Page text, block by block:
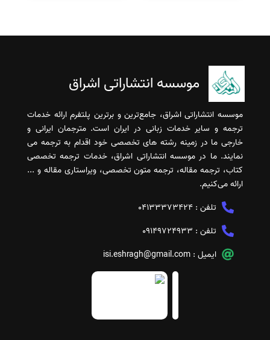
موسسه انتشاراتی اشراق
موسسه انتشاراتی اشراق، جامع‌ترین و برترین پلتفرم ارائه خدمات
ترجمه و سایر خدمات زبانی در ایران است. مترجمان ایرانی و
خارجی ما در زمینه رشته های تخصصی خود اقدام به ترجمه می
نمایند. ما در موسسه انتشاراتی اشراق، خدمات ترجمه تخصصی
کتاب، ترجمه مقاله، ترجمه متون تخصصی، ویراستاری مقاله و ...
ارائه می‌کنیم.
تلفن : 04133373424
تلفن : 09149724933
ایمیل : isi.eshragh@gmail.com